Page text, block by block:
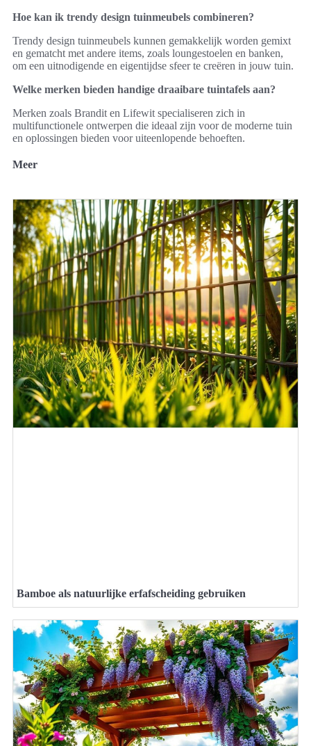
Hoe kan ik trendy design tuinmeubels combineren?
Trendy design tuinmeubels kunnen gemakkelijk worden gemixt
en gematcht met andere items, zoals loungestoelen en banken,
om een uitnodigende en eigentijdse sfeer te creëren in jouw tuin.
Welke merken bieden handige draaibare tuintafels aan?
Merken zoals Brandit en Lifewit specialiseren zich in
multifunctionele ontwerpen die ideaal zijn voor de moderne tuin
en oplossingen bieden voor uiteenlopende behoeften.
Meer
Bamboe als natuurlijke erfafscheiding gebruiken